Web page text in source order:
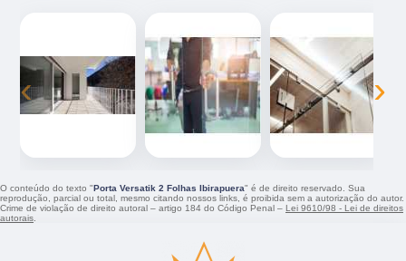
‹ ›
O conteúdo do texto "Porta Versatik 2 Folhas Ibirapuera" é de direito reservado. Sua
reprodução, parcial ou total, mesmo citando nossos links, é proibida sem a autorização do autor.
Crime de violação de direito autoral – artigo 184 do Código Penal – Lei 9610/98 - Lei de direitos
autorais